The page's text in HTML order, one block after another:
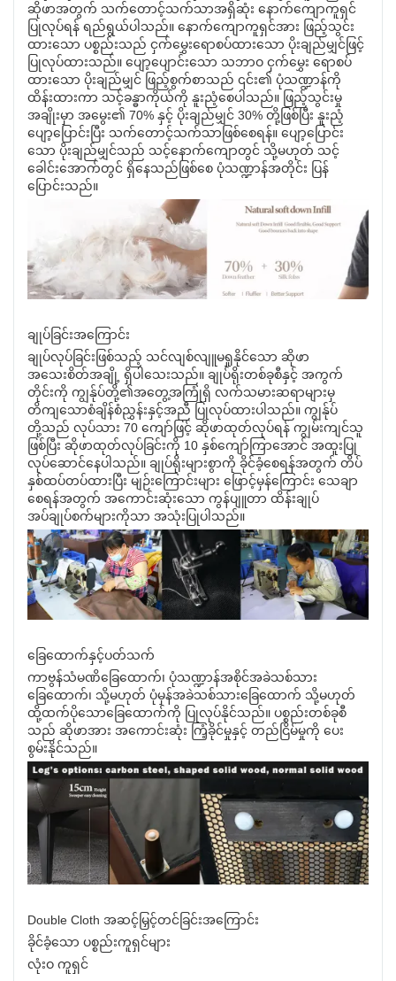
ဆိုဖာအတွက် သက်တောင့်သက်သာအရှိဆုံး နောက်ကျောကူရှင်
ပြုလုပ်ရန် ရည်ရွယ်ပါသည်။ နောက်ကျောကူရှင်အား ဖြည့်သွင်း
ထားသော ပစ္စည်းသည် ငှက်မွှေးရောစပ်ထားသော ပိုးချည်မျှင်ဖြင့်
ပြုလုပ်ထားသည်။ ပျော့ပျောင်းသော သဘာဝ ငှက်မွှေး ရောစပ်
ထားသော ပိုးချည်မျှင် ဖြည့်စွက်စာသည် ၎င်း၏ ပုံသဏ္ဍာန်ကို
ထိန်းထားကာ သင့်ခန္ဓာကိုယ်ကို နူးညံ့စေပါသည်။ ဖြည့်သွင်းမှု
အချိုးမှာ အမွေး၏ 70% နှင့် ပိုးချည်မျှင် 30% တို့ဖြစ်ပြီး နူးညံ့
ပျော့ပြောင်းပြီး သက်တောင့်သက်သာဖြစ်စေရန်။ ပျော့ပြောင်း
သော ပိုးချည်မျှင်သည် သင့်နောက်ကျောတွင် သို့မဟုတ် သင့်
ခေါင်းအောက်တွင် ရှိနေသည်ဖြစ်စေ ပုံသဏ္ဍာန်အတိုင်း ပြန်
ပြောင်းသည်။
ချုပ်ခြင်းအကြောင်း
ချုပ်လုပ်ခြင်းဖြစ်သည့် သင်လျစ်လျူမရှုနိုင်သော ဆိုဖာ
အသေးစိတ်အချို့ ရှိပါသေးသည်။ ချုပ်ရိုးတစ်ခုစီနှင့် အကွက်
တိုင်းကို ကျွန်ုပ်တို့၏အတွေ့အကြုံရှိ လက်သမားဆရာများမှ
တိကျသောစံချိန်စံညွှန်းနှင့်အညီ ပြုလုပ်ထားပါသည်။ ကျွန်ုပ်
တို့သည် လုပ်သား 70 ကျော်ဖြင့် ဆိုဖာထုတ်လုပ်ရန် ကျွမ်းကျင်သူ
ဖြစ်ပြီး ဆိုဖာထုတ်လုပ်ခြင်းကို 10 နှစ်ကျော်ကြာအောင် အထူးပြု
လုပ်ဆောင်နေပါသည်။ ချုပ်ရိုးများစွာကို ခိုင်ခံ့စေရန်အတွက် တိပ်
နှစ်ထပ်တပ်ထားပြီး မျဉ်းကြောင်းများ ဖြောင့်မှန်ကြောင်း သေချာ
စေရန်အတွက် အကောင်းဆုံးသော ကွန်ပျူတာ ထိန်းချုပ်
အပ်ချုပ်စက်များကိုသာ အသုံးပြုပါသည်။
ခြေထောက်နှင့်ပတ်သက်
ကာဗွန်သံမဏိခြေထောက်၊ ပုံသဏ္ဍာန်အစိုင်အခဲသစ်သား
ခြေထောက်၊ သို့မဟုတ် ပုံမှန်အခဲသစ်သားခြေထောက် သို့မဟုတ်
ထို့ထက်ပိုသောခြေထောက်ကို ပြုလုပ်နိုင်သည်။ ပစ္စည်းတစ်ခုစီ
သည် ဆိုဖာအား အကောင်းဆုံး ကြံ့ခိုင်မှုနှင့် တည်ငြိမ်မှုကို ပေး
စွမ်းနိုင်သည်။
Double Cloth အဆင့်မြှင့်တင်ခြင်းအကြောင်း
ခိုင်ခံ့သော ပစ္စည်းကူရှင်များ
လုံးဝ ကူရှင်